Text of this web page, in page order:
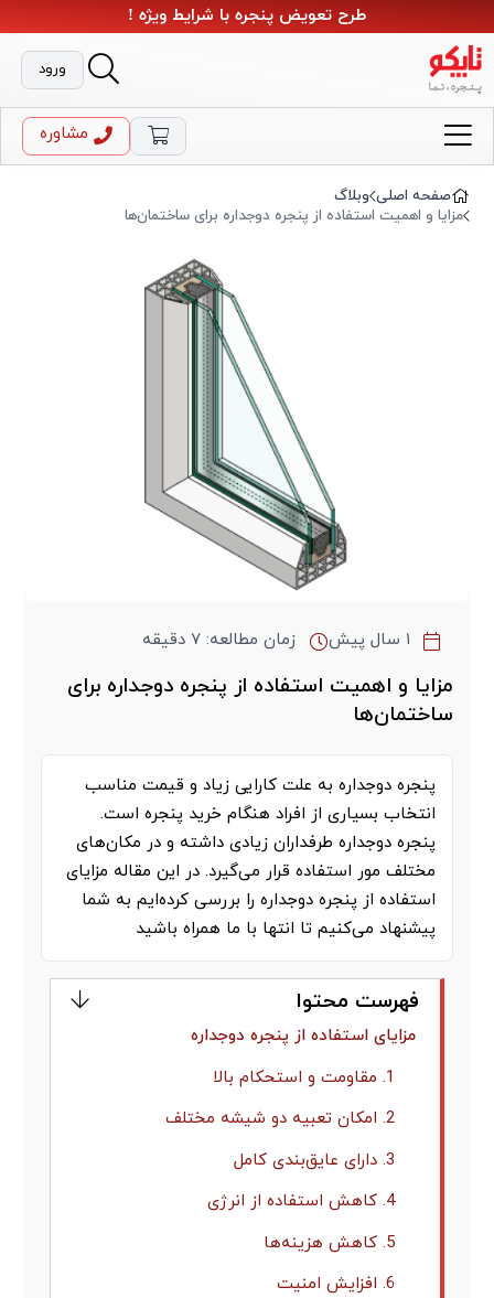
طرح تعویض پنجره با شرایط ویژه !
ورود
مشاوره
صفحه اصلی وبلاگ
مزایا و اهمیت استفاده از پنجره دوجداره برای ساختمان‌ها
۱ سال پیش زمان مطالعه: ۷ دقیقه
مزایا و اهمیت استفاده از پنجره دوجداره برای
ساختمان‌ها
پنجره دوجداره به علت کارایی زیاد و قیمت مناسب
انتخاب بسیاری از افراد هنگام خرید پنجره است.
پنجره دوجداره طرفداران زیادی داشته و در مکان‌های
مختلف مور استفاده قرار می‌گیرد. در این مقاله مزایای
استفاده از پنجره دوجداره را بررسی کرده‌ایم به شما
پیشنهاد می‌کنیم تا انتها با ما همراه باشید
فهرست محتوا
مزایای استفاده از پنجره دوجداره
1. مقاومت و استحکام بالا
2. امکان تعبیه دو شیشه مختلف
3. دارای عایق‌بندی کامل
4. کاهش استفاده از انرژی
5. کاهش هزینه‌ها
6. افزایش امنیت